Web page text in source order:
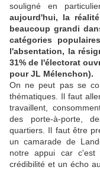
souligné en
aujourd'hui, la
beaucoup grandi
catégories
l'absentation, la
31% de l'électorat
pour JL Mélenchon).
On ne peut pas se
thématiques. Il faut
travaillent,
des porte-à-porte,
quartiers. Il faut être
un camarade de
notre appui car
crédibilité et un écho